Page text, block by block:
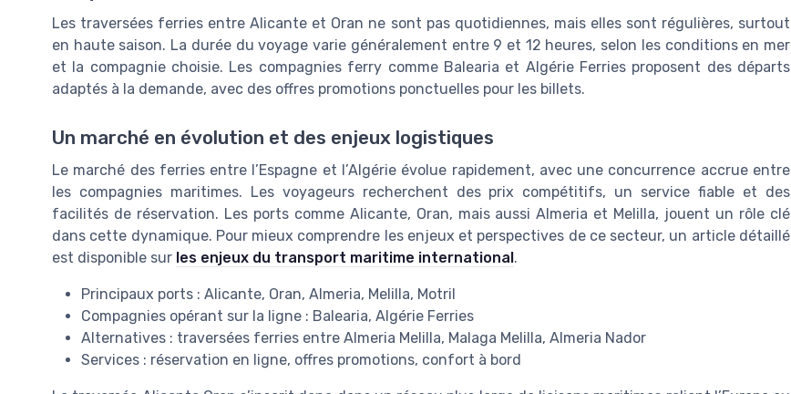
Les traversées ferries entre Alicante et Oran ne sont pas quotidiennes, mais elles sont régulières, surtout
en haute saison. La durée du voyage varie généralement entre 9 et 12 heures, selon les conditions en mer
et la compagnie choisie. Les compagnies ferry comme Balearia et Algérie Ferries proposent des départs
adaptés à la demande, avec des offres promotions ponctuelles pour les billets.
Un marché en évolution et des enjeux logistiques
Le marché des ferries entre l’Espagne et l’Algérie évolue rapidement, avec une concurrence accrue entre
les compagnies maritimes. Les voyageurs recherchent des prix compétitifs, un service fiable et des
facilités de réservation. Les ports comme Alicante, Oran, mais aussi Almeria et Melilla, jouent un rôle clé
dans cette dynamique. Pour mieux comprendre les enjeux et perspectives de ce secteur, un article détaillé
est disponible sur les enjeux du transport maritime international .
Principaux ports : Alicante, Oran, Almeria, Melilla, Motril
Compagnies opérant sur la ligne : Balearia, Algérie Ferries
Alternatives : traversées ferries entre Almeria Melilla, Malaga Melilla, Almeria Nador
Services : réservation en ligne, offres promotions, confort à bord